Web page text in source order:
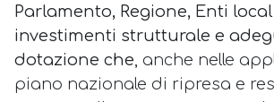
Parlamento, Regione, Enti
investimenti strutturale e
dotazione che, anche nelle
piano nazionale di ripresa e